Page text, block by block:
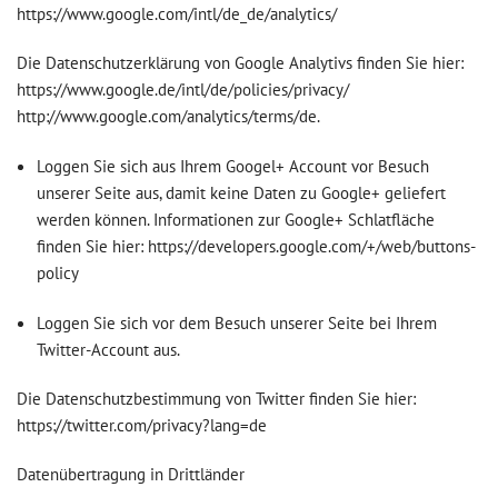
https://www.google.com/intl/de_de/analytics/
Die Datenschutzerklärung von Google Analytivs finden Sie hier:
https://www.google.de/intl/de/policies/privacy/
http://www.google.com/analytics/terms/de.
Loggen Sie sich aus Ihrem Googel+ Account vor Besuch
unserer Seite aus, damit keine Daten zu Google+ geliefert
werden können. Informationen zur Google+ Schlatfläche
finden Sie hier: https://developers.google.com/+/web/buttons-
policy
Loggen Sie sich vor dem Besuch unserer Seite bei Ihrem
Twitter-Account aus.
Die Datenschutzbestimmung von Twitter finden Sie hier:
https://twitter.com/privacy?lang=de
Datenübertragung in Drittländer